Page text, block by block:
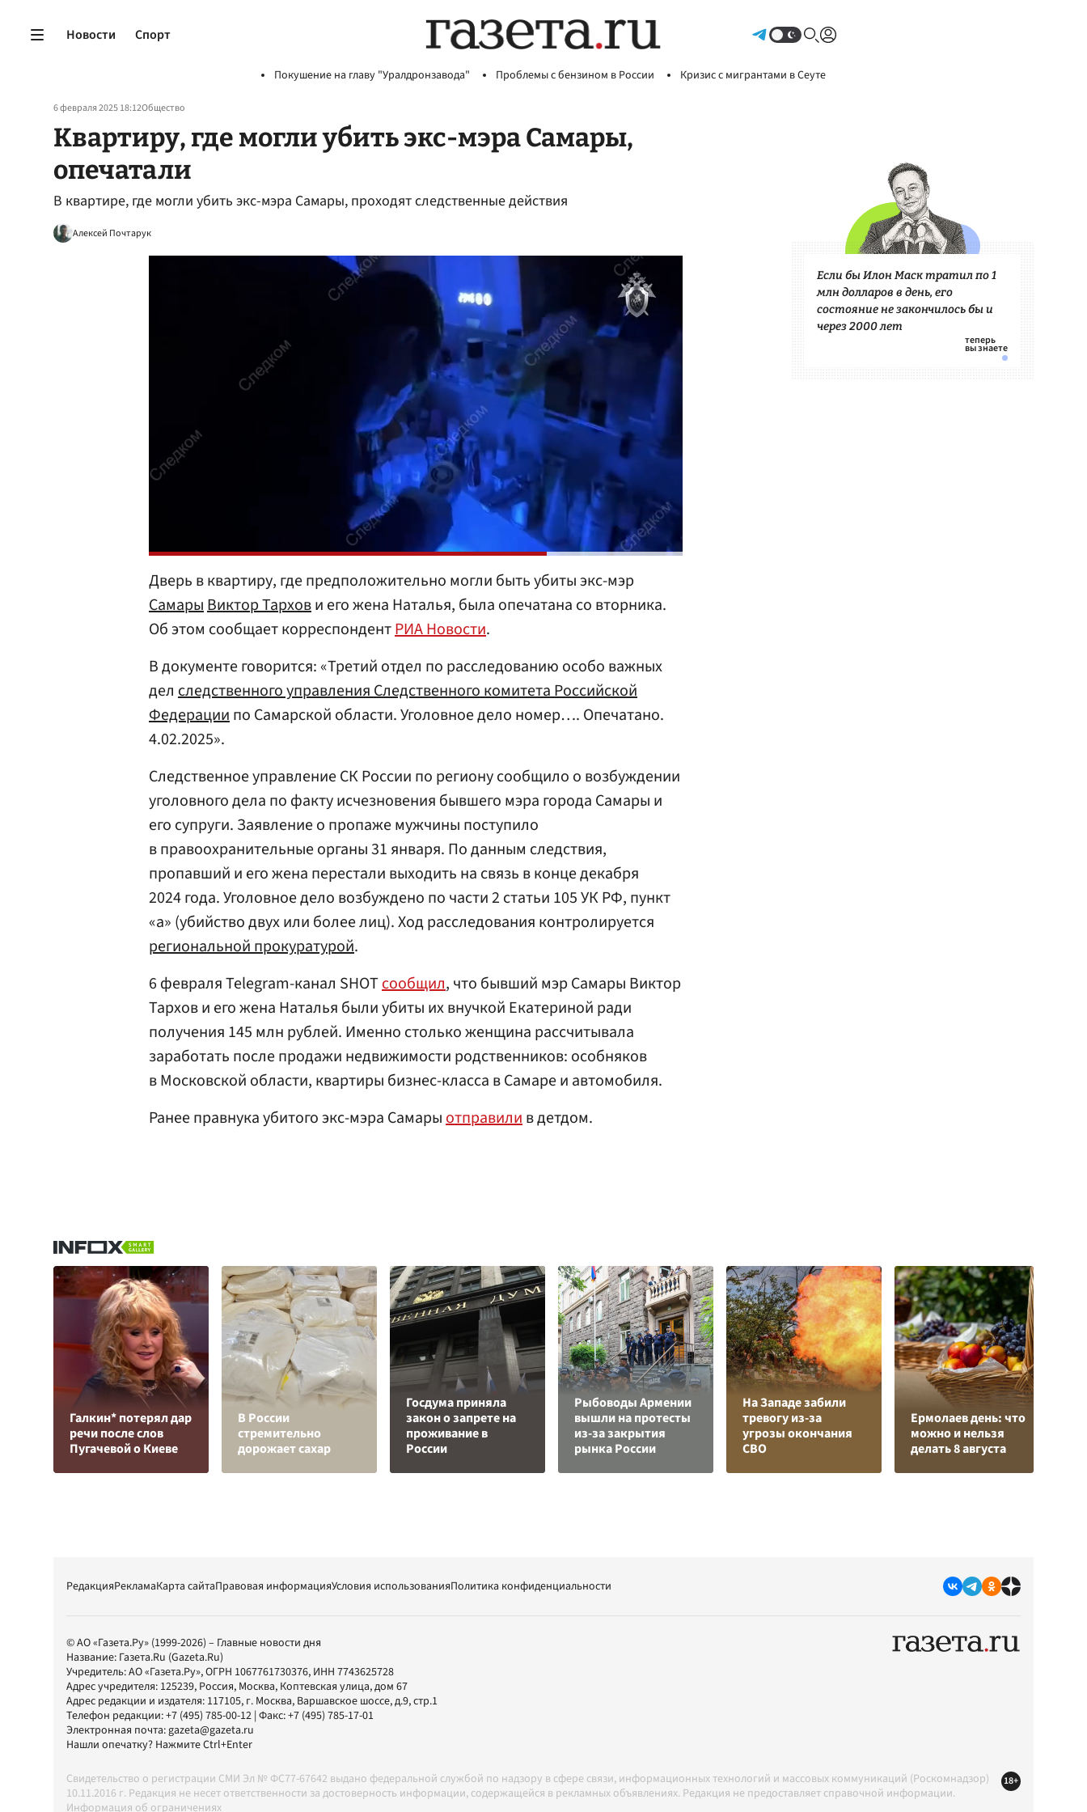
Новости Спорт
Покушение на главу "Уралдронзавода" Проблемы с бензином в России Кризис с мигрантами в Сеуте
6 февраля 2025 18:12Общество
Квартиру, где могли убить экс-мэра Самары,
опечатали
В квартире, где могли убить экс-мэра Самары, проходят следственные действия
Алексей Почтарук
Дверь в квартиру, где предположительно могли быть убиты экс-мэр
СамарыВиктор Тархови его жена Наталья, была опечатана со вторника.
Об этом сообщает корреспондентРИА Новости.
В документе говорится: «Третий отдел по расследованию особо важных
дел следственного управления Следственного комитета Российской
Федерациипо Самарской области. Уголовное дело номер…. Опечатано.
4.02.2025».
Следственное управление СК России по региону сообщило о возбуждении
уголовного дела по факту исчезновения бывшего мэра города Самары и
его супруги. Заявление о пропаже мужчины поступило
в правоохранительные органы 31 января. По данным следствия,
пропавший и его жена перестали выходить на связь в конце декабря
2024 года. Уголовное дело возбуждено по части 2 статьи 105 УК РФ, пункт
«а» (убийство двух или более лиц). Ход расследования контролируется
региональной прокуратурой.
6 февраля Telegram-канал SHOTсообщил, что бывший мэр Самары Виктор
Тархов и его жена Наталья были убиты их внучкой Екатериной ради
получения 145 млн рублей. Именно столько женщина рассчитывала
заработать после продажи недвижимости родственников: особняков
в Московской области, квартиры бизнес-класса в Самаре и автомобиля.
Ранее правнука убитого экс-мэра Самарыотправилив детдом.
Если бы Илон Маск тратил по 1
млн долларов в день, его
состояние не закончилось бы и
через 2000 лет
Галкин* потерял дар
речи после слов
Пугачевой о Киеве
В России
стремительно
дорожает сахар
Госдума приняла
закон о запрете на
проживание в
России
Рыбоводы Армении
вышли на протесты
из-за закрытия
рынка России
На Западе забили
тревогу из-за
угрозы окончания
СВО
Ермолаев день: что
можно и нельзя
делать 8 августа
РедакцияРекламаКарта сайтаПравовая информацияУсловия использованияПолитика конфиденциальности
© АО «Газета.Ру» (1999-2026) – Главные новости дня
Название: Газета.Ru (Gazeta.Ru)
Учредитель:АО «Газета.Ру», ОГРН 1067761730376, ИНН 7743625728
Адрес учредителя: 125239, Россия, Москва, Коптевская улица, дом 67
Адрес редакции и издателя: 117105, г. Москва, Варшавское шоссе, д.9, стр.1
Телефон редакции:+7 (495) 785-00-12 | Факс:+7 (495) 785-17-01
Электронная почта:gazeta@gazeta.ru
Нашли опечатку? Нажмите Ctrl+Enter
Свидетельство о регистрации СМИ Эл № ФС77-67642 выдано федеральной службой по надзору в сфере связи, информационных технологий и массовых коммуникаций (Роскомнадзор)
10.11.2016 г. Редакция не несет ответственности за достоверность информации, содержащейся в рекламных объявлениях. Редакция не предоставляет справочной информации.
Информация об ограничениях
18+